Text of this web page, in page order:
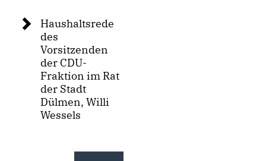
Haushaltsrede
des
Vorsitzenden
der CDU-
Fraktion im Rat
der Stadt
Dülmen, Willi
Wessels